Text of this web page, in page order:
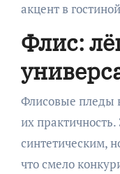
акцент в
Флис:
Флисовые пледы
их
синтетическим,
что смело